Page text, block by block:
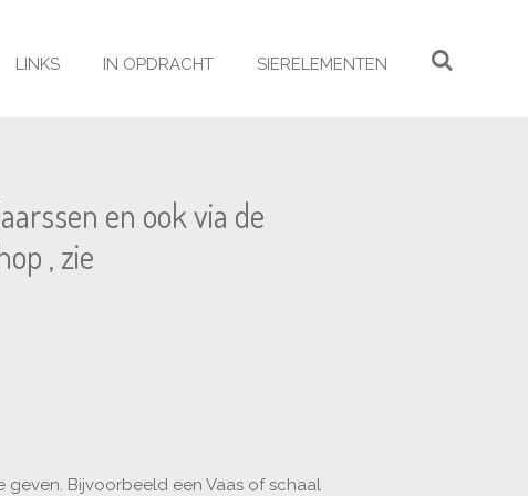
LINKS IN OPDRACHT SIERELEMENTEN
en ook via de
, zie
Bijvoorbeeld een Vaas of schaal